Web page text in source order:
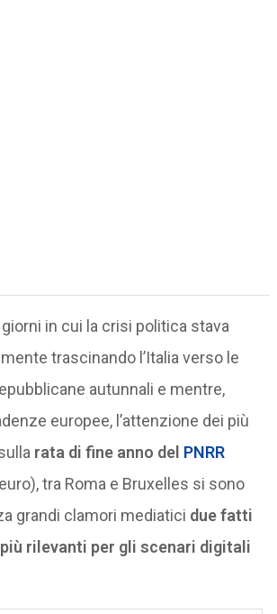
in cui la crisi politica stava
trascinando l’Italia verso le
autunnali e mentre,
europee, l’attenzione dei più
rata di fine anno del PNRR
tra Roma e Bruxelles si sono
grandi clamori mediatici due fatti
rilevanti per gli scenari digitali